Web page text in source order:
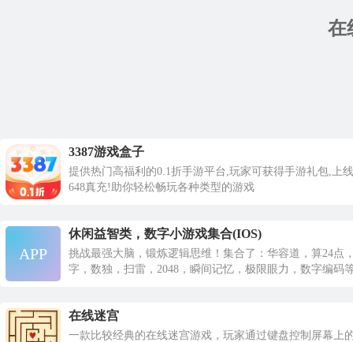
在
3387游戏盒子
提供热门高福利的0.1折手游平台,玩家可获得手游礼包,上
648真充!助你轻松畅玩各种类型的游戏
APP
休闲益智类，数字小游戏集合(IOS)
挑战最强大脑，锻炼逻辑思维！集合了：华容道，算24点
字，数独，扫雷，2048，瞬间记忆，极限眼力，数字编码
在线迷宫
一款比较经典的在线迷宫游戏，玩家通过键盘控制屏幕上